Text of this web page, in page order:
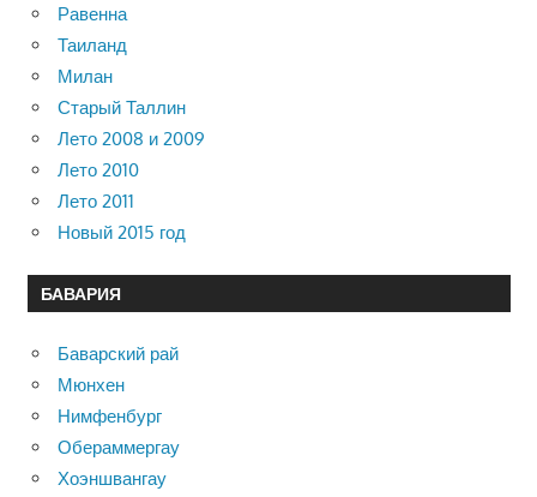
Равенна
Таиланд
Милан
Старый Таллин
Лето 2008 и 2009
Лето 2010
Лето 2011
Новый 2015 год
БАВАРИЯ
Баварский рай
Мюнхен
Нимфенбург
Обераммергау
Хоэншвангау